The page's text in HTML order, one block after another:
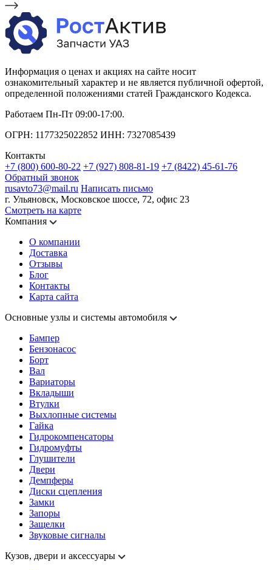
Информация о ценах и акциях на сайте носит
ознакомительный характер и не является публичной офертой,
определенной положениями статей Гражданского Кодекса.
Работаем Пн-Пт 09:00-17:00.
ОГРН: 1177325022852 ИНН: 7327085439
Контакты
+7 (800) 600-80-22 +7 (927) 808-81-19 +7 (8422) 45-61-76
Обратный звонок
rusavto73@mail.ru Написать письмо
г. Ульяновск, Московское шоссе, 72, офис 23
Смотреть на карте
Компания
О компании
Доставка
Отзывы
Блог
Контакты
Карта сайта
Основные узлы и системы автомобиля
Бампер
Бензонасос
Борт
Вал
Вариаторы
Вкладыши
Втулки
Выхлопные системы
Гайка
Гидрокомпенсаторы
Гидромуфты
Глушители
Двери
Демпферы
Диски сцепления
Замки
Запоры
Защелки
Звуковые сигналы
Кузов, двери и аксессуары